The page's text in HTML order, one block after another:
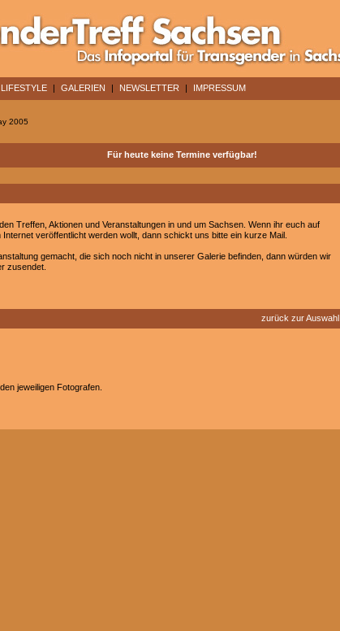
LIFESTYLE | GALERIEN | NEWSLETTER | IMPRESSUM
2005
Für heute keine Termine verfügbar!
Treffen, Aktionen und Veranstaltungen in und um Sachsen. Wenn ihr euch auf
veröffentlicht werden wollt, dann schickt uns bitte ein kurze Mail.
gemacht, die sich noch nicht in unserer Galerie befinden, dann würden wir
zusendet.
zurück zur Auswahl
jeweiligen Fotografen.